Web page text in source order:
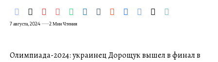
7 августа, 2024 2 Мин Чтения
Олимпиада-2024: украинец Дорощук вышел в финал в